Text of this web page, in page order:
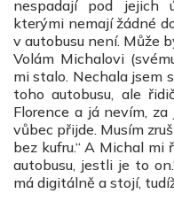
nespadají pod jejich
kterými nemají žádné
v autobusu není. Může
Volám Michalovi
mi stalo. Nechala jsem
toho autobusu, ale
Florence a já nevím,
vůbec přijde. Musím
bez kufru.“ A Michal mi
autobusu, jestli je to
má digitálně a stojí,